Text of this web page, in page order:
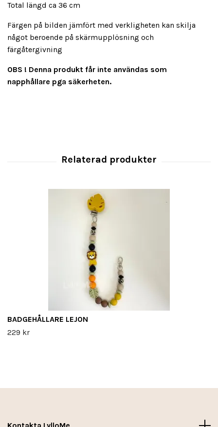
Total längd ca 36 cm
Färgen på bilden jämfört med verkligheten kan skilja
något beroende på skärmupplösning och
färgåtergivning
OBS ! Denna produkt får inte användas som
napphållare pga säkerheten.
BADGEHÅLLARE LEJON
229 kr